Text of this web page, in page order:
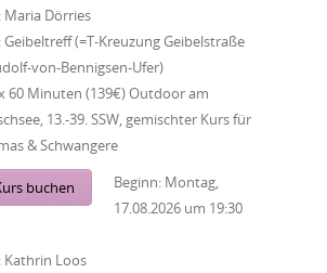
Maria Dörries
Geibeltreff (=T-Kreuzung Geibelstraße
von-Bennigsen-Ufer)
60 Minuten (139€) Outdoor am
13.-39. SSW, gemischter Kurs für
& Schwangere
buchen Beginn: Montag,
17.08.2026 um 19:30
Kathrin Loos